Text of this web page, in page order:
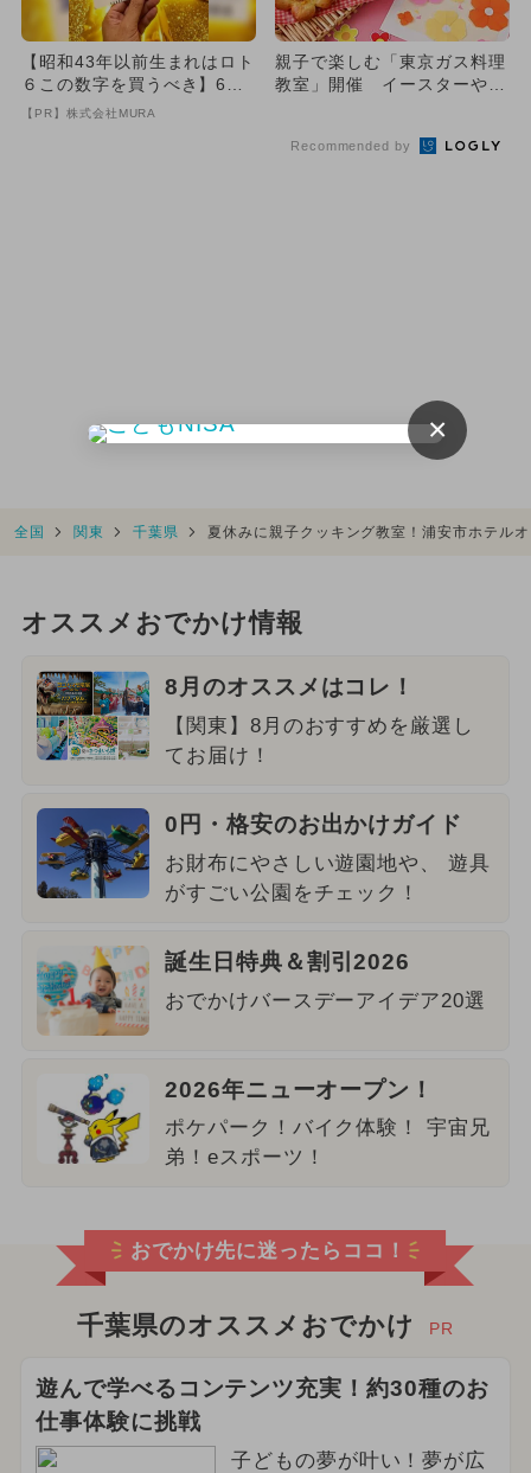
【昭和43年以前生まれはロト
６この数字を買うべき】6つ
の数字が「完全一致」する
【PR】株式会社MURA
親子で楽しむ「東京ガス料理
教室」開催 イースターやこ
Recommended by
全国 関東 千葉県 夏休みに親子クッキング教室！浦安市ホテル
オススメおでかけ情報
8月のオススメはコレ！
【関東】8月のおすすめを厳選し
てお届け！
0円・格安のお出かけガイド
お財布にやさしい遊園地や、 遊具
がすごい公園をチェック！
誕生日特典＆割引2026
おでかけバースデーアイデア20選
2026年ニューオープン！
ポケパーク！バイク体験！ 宇宙兄
弟！eスポーツ！
おでかけ先に迷ったらココ！
千葉県のオススメおでかけ PR
遊んで学べるコンテンツ充実！約30種のお
仕事体験に挑戦
子どもの夢が叶い！夢が広
×